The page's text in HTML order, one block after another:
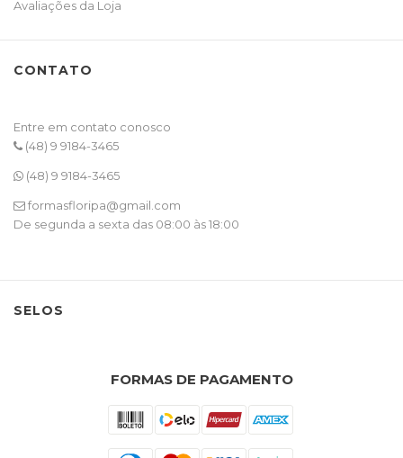
Avaliações da Loja
CONTATO
Entre em contato conosco
(48) 9 9184-3465
(48) 9 9184-3465
formasfloripa@gmail.com
De segunda a sexta das 08:00 às 18:00
SELOS
FORMAS DE PAGAMENTO